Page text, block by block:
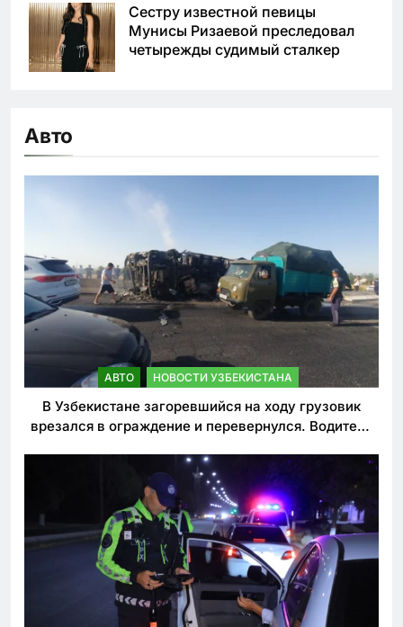
Сестру известной певицы
Мунисы Ризаевой преследовал
четырежды судимый сталкер
Авто
АВТО НОВОСТИ УЗБЕКИСТАНА
В Узбекистане загоревшийся на ходу грузовик
врезался в ограждение и перевернулся. Водитель